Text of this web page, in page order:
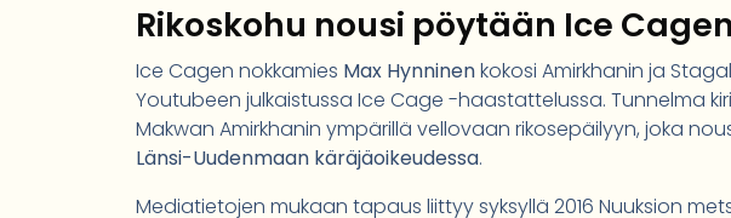
Rikoskohu nousi pöytään Ice
Ice Cagen nokkamies Max Hynninenkokosi Amirkhanin ja
Youtubeen julkaistussa Ice Cage -haastattelussa. Tunnelma
Makwan Amirkhanin ympärillä vellovaan rikosepäilyyn, joka
Länsi-Uudenmaan käräjäoikeudessa.
Mediatietojen mukaan tapaus liittyy syksyllä 2016 Nuuksion